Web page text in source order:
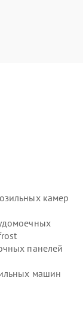
камер
панелей
машин